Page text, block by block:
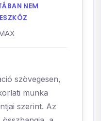
NEM
szövegesen,
munka
szerint. Az